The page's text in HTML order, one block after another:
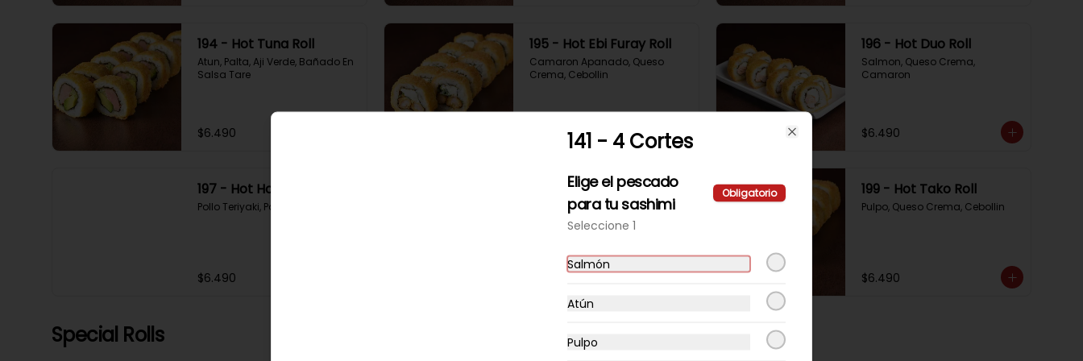
194 - Hot Tuna Roll
Atun, Palta, Aji Verde, Bañado En
Salsa Tare
$6.490
195 - Hot Ebi Furay Roll
Camaron Apanado, Queso
Crema, Cebollin
$6.490
196 - Hot Duo Roll
Salmon, Queso Crema,
Camaron
$6.490
197 - Hot Hoshi Roll
Pollo Teriyaki, Palta, Sesamo
$6.490
198 - Hot Smook Roll
Salmon Ahumado, Queso
Crema, Cebollin
199 - Hot Tako Roll
Pulpo, Queso Crema, Cebollin
$6.490
Special Rolls
141 - 4 Cortes
Elige el pescado
para tu sashimi
Obligatorio
Seleccione 1
Salmón
Atún
Pulpo
Close